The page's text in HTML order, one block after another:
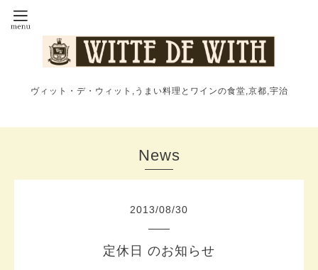
ヴィット・デ・ウィット,うまい料理とワインの食堂,京都,宇治
News
2013/08/30
定休日 のお知らせ